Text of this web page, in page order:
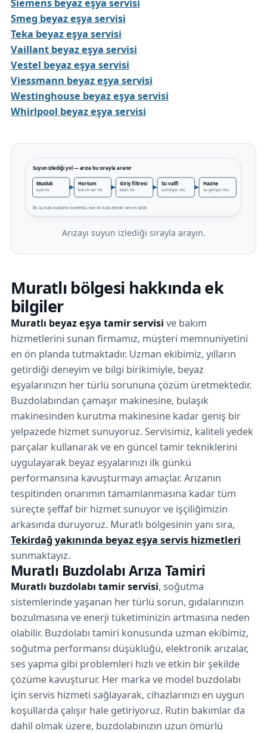
Siemens beyaz eşya servisi
Smeg beyaz eşya servisi
Teka beyaz eşya servisi
Vaillant beyaz eşya servisi
Vestel beyaz eşya servisi
Viessmann beyaz eşya servisi
Westinghouse beyaz eşya servisi
Whirlpool beyaz eşya servisi
Arızayı suyun izlediği sırayla arayın.
Muratlı bölgesi hakkında ek
bilgiler
Muratlı beyaz eşya tamir servisi ve bakım
hizmetlerini sunan firmamız, müşteri memnuniyetini
en ön planda tutmaktadır. Uzman ekibimiz, yılların
getirdiği deneyim ve bilgi birikimiyle, beyaz
eşyalarınızın her türlü sorununa çözüm üretmektedir.
Buzdolabından çamaşır makinesine, bulaşık
makinesinden kurutma makinesine kadar geniş bir
yelpazede hizmet sunuyoruz. Servisimiz, kaliteli yedek
parçalar kullanarak ve en güncel tamir tekniklerini
uygulayarak beyaz eşyalarınızı ilk günkü
performansına kavuşturmayı amaçlar. Arızanın
tespitinden onarımın tamamlanmasına kadar tüm
süreçte şeffaf bir hizmet sunuyor ve işçiliğimizin
arkasında duruyoruz. Muratlı bölgesinin yanı sıra,
Tekirdağ yakınında beyaz eşya servis hizmetleri
sunmaktayız.
Muratlı Buzdolabı Arıza Tamiri
Muratlı buzdolabı tamir servisi, soğutma
sistemlerinde yaşanan her türlü sorun, gıdalarınızın
bozulmasına ve enerji tüketiminizin artmasına neden
olabilir. Buzdolabı tamiri konusunda uzman ekibimiz,
soğutma performansı düşüklüğü, elektronik arızalar,
ses yapma gibi problemleri hızlı ve etkin bir şekilde
çözüme kavuşturur. Her marka ve model buzdolabı
için servis hizmeti sağlayarak, cihazlarınızı en uygun
koşullarda çalışır hale getiriyoruz. Rutin bakımlar da
dahil olmak üzere, buzdolabınızın uzun ömürlü